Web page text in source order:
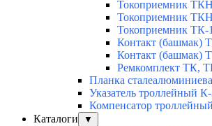
Токоприемник
Токоприемник
Токоприемник ТК-
Контакт (башмак)
Контакт (башмак)
Ремкомплект ТК,
Планка
Указатель троллейный
Компенсатор троллейный
Каталоги
▼